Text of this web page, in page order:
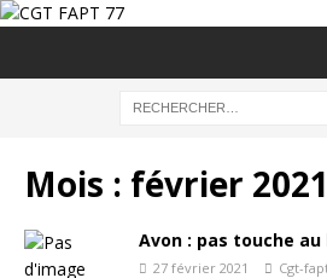
Mois : février 2021
Avon : pas touche
27 février 2021 Cgt-